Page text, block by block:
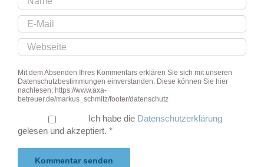
Mit dem Absenden Ihres Kommentars erklären Sie sich mit unseren
Datenschutzbestimmungen einverstanden. Diese können Sie hier
nachlesen: https://www.axa-
betreuer.de/markus_schmitz/footer/datenschutz
Ich habe die Datenschutzerklärung
gelesen und akzeptiert. *